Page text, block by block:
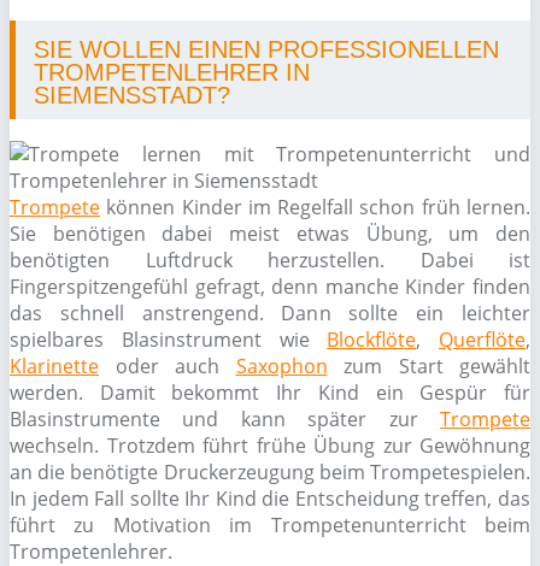
SIE WOLLEN EINEN PROFESSIONELLEN
TROMPETENLEHRER IN
SIEMENSSTADT?
Trompete können Kinder im Regelfall schon früh lernen.
Sie benötigen dabei meist etwas Übung, um den
benötigten Luftdruck herzustellen. Dabei ist
Fingerspitzengefühl gefragt, denn manche Kinder finden
das schnell anstrengend. Dann sollte ein leichter
spielbares Blasinstrument wie Blockflöte, Querflöte,
Klarinette oder auch Saxophon zum Start gewählt
werden. Damit bekommt Ihr Kind ein Gespür für
Blasinstrumente und kann später zur Trompete
wechseln. Trotzdem führt frühe Übung zur Gewöhnung
an die benötigte Druckerzeugung beim Trompetespielen.
In jedem Fall sollte Ihr Kind die Entscheidung treffen, das
führt zu Motivation im Trompetenunterricht beim
Trompetenlehrer.